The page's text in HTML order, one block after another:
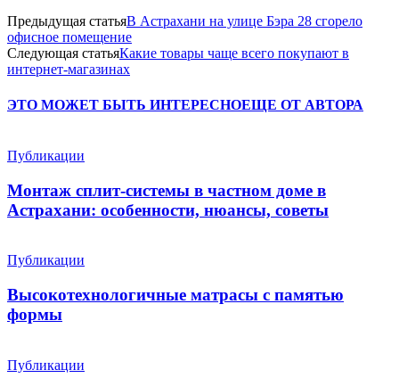
Предыдущая статьяВ Астрахани на улице Бэра 28 сгорело
офисное помещение
Следующая статьяКакие товары чаще всего покупают в
интернет-магазинах
ЭТО МОЖЕТ БЫТЬ ИНТЕРЕСНОЕЩЕ ОТ АВТОРА
Публикации
Монтаж сплит-системы в частном доме в
Астрахани: особенности, нюансы, советы
Публикации
Высокотехнологичные матрасы с памятью
формы
Публикации